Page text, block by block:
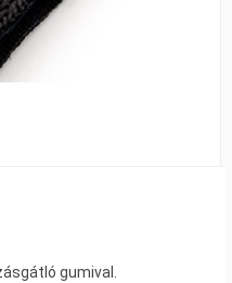
gumival.